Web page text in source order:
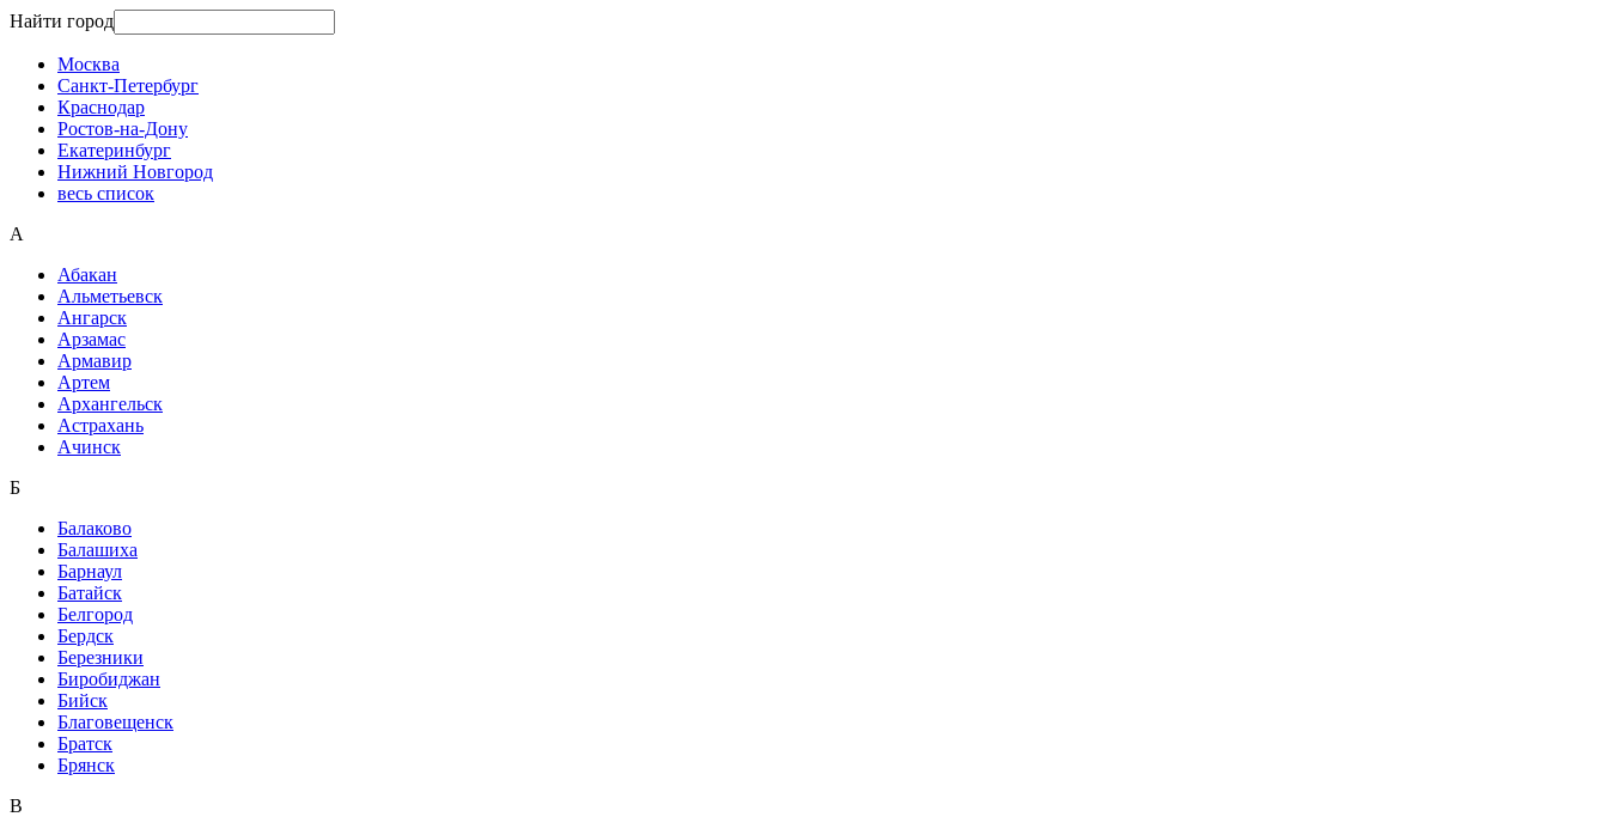
Найти город
Москва
Санкт-Петербург
Краснодар
Ростов-на-Дону
Екатеринбург
Нижний Новгород
весь список
А
Абакан
Альметьевск
Ангарск
Арзамас
Армавир
Артем
Архангельск
Астрахань
Ачинск
Б
Балаково
Балашиха
Барнаул
Батайск
Белгород
Бердск
Березники
Биробиджан
Бийск
Благовещенск
Братск
Брянск
В